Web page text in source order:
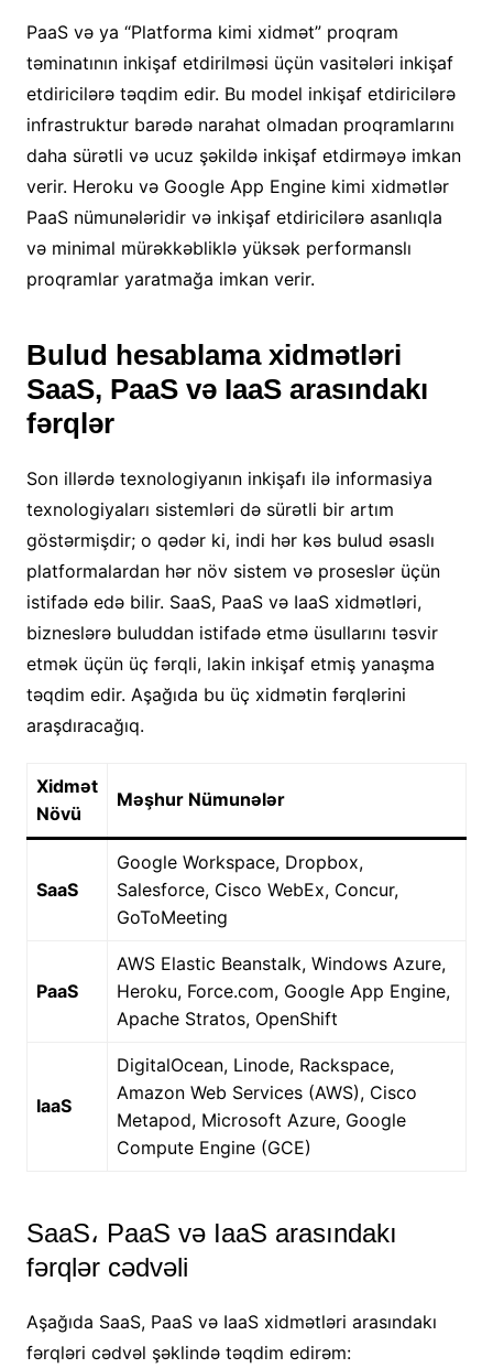
PaaS və ya “Platforma kimi xidmət” proqram
təminatının inkişaf etdirilməsi üçün vasitələri inkişaf
etdiricilərə təqdim edir. Bu model inkişaf etdiricilərə
infrastruktur barədə narahat olmadan proqramlarını
daha sürətli və ucuz şəkildə inkişaf etdirməyə imkan
verir. Heroku və Google App Engine kimi xidmətlər
PaaS nümunələridir və inkişaf etdiricilərə asanlıqla
və minimal mürəkkəbliklə yüksək performanslı
proqramlar yaratmağa imkan verir.
Bulud hesablama xidmətləri
SaaS, PaaS və IaaS arasındakı
fərqlər
Son illərdə texnologiyanın inkişafı ilə informasiya
texnologiyaları sistemləri də sürətli bir artım
göstərmişdir; o qədər ki, indi hər kəs bulud əsaslı
platformalardan hər növ sistem və proseslər üçün
istifadə edə bilir. SaaS, PaaS və IaaS xidmətləri,
bizneslərə buluddan istifadə etmə üsullarını təsvir
etmək üçün üç fərqli, lakin inkişaf etmiş yanaşma
təqdim edir. Aşağıda bu üç xidmətin fərqlərini
araşdıracağıq.
Xidmət
Növü
Məşhur Nümunələr
SaaS
Google Workspace, Dropbox,
Salesforce, Cisco WebEx, Concur,
GoToMeeting
PaaS
AWS Elastic Beanstalk, Windows Azure,
Heroku, Force.com, Google App Engine,
Apache Stratos, OpenShift
IaaS
DigitalOcean, Linode, Rackspace,
Amazon Web Services (AWS), Cisco
Metapod, Microsoft Azure, Google
Compute Engine (GCE)
SaaS، PaaS və IaaS arasındakı
fərqlər cədvəli
Aşağıda SaaS, PaaS və IaaS xidmətləri arasındakı
fərqləri cədvəl şəklində təqdim edirəm: